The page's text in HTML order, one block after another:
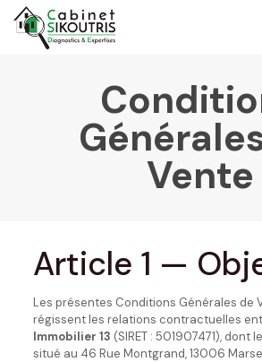
Vente
Article 1 —
Les présentes Conditions Générales de
régissent les relations contractuelles
Immobilier 13 (SIRET : 501907471), dont
situé au 46 Rue Montgrand, 13006